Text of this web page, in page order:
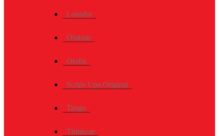
Lonsdor
Obdstar
Otofix
Scrips Upa Original
Tango
Thinkcar